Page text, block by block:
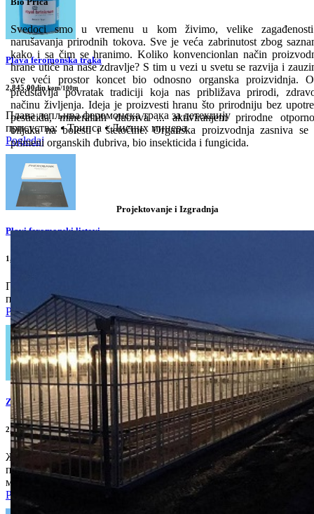
Svedoci smo u vremenu u kom živimo, velike
narušavanja prirodnih tokova. Sve je veća zabrinutost zbog
kako i sa čim se hranimo. Koliko konvencionlan način
hrane utiče na naše zdravlje? S tim u vezi u svetu se razvija i
sve veći prostor koncet bio odnosno organska proizvidnja.
predstavlja povratak tradiciji koja nas približava prirodi,
načinu življenja. Ideja je proizvesti hranu što prirodniju bez
pesticida, mineralnih đubriva ... aktiviranjem prirodne
biljaka na bolesti i štetočine. Organska proizvodnja zasniva se
primeni organskih đubriva, bio insekticida i fungicida.
Projektovanje i Izgradnja
Plava feromonska traka
2,845.00din kom/100m
Плава лепљива феромонска трака за детекцију
присуства: • Трипса • Лисних минера
Pogledaj
Plavi feromonski listovi
1,875.00din
Плави лепљиви феромонски листови за детекцију
присуства: • Трипса • Лисних минера
Pogledaj
Zuta feromonska traka
2,845.00dinkom/100m
Жута лепљива феромонска трака за детекцију
присуства: • Лисних ваши • Лисних минера • Беле
мушице • Тресетних мушица (Sciaridae)
Pogledaj